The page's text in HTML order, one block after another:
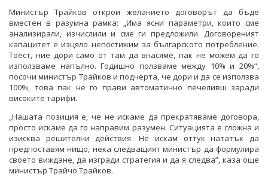
Министър Трайков открои желанието договорът да бъде
вместен в разумна рамка: „Има ясни параметри, които сме
анализирали, изчислили и сме ги предложили. Договореният
капацитет е изцяло непостижим за българското потребление.
Тоест, ние дори само от там да внасяме, пак не можем да го
използваме напълно. Годишно ползваме между 10% и 20%“,
посочи министър Трайков и подчерта, че дори и да се използва
100%, това пак не го прави автоматично печеливш заради
високите тарифи.
„Нашата позиция е, че не искаме да прекратяваме договора,
просто искаме да го направим разумен. Ситуацията е сложна и
изисква решителни действия. Не искам оттук нататък да
предпоставям нищо, нека следващият министър да формулира
своето виждане, да изгради стратегия и да я следва”, каза още
министър Трайчо Трайков.